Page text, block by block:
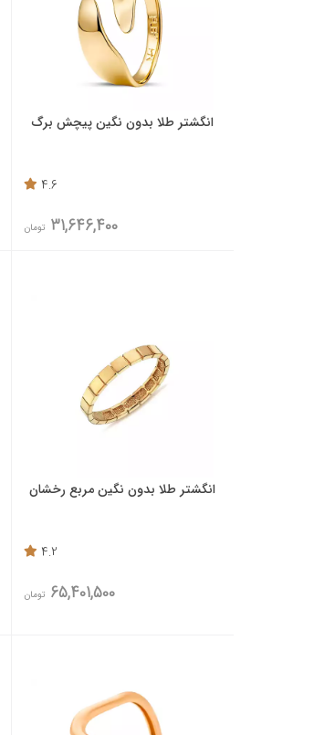
انگشتر طلا بدون نگین پیچش برگ
4.6
31,646,400 تومان
انگشتر طلا بدون نگین مربع رخشان
4.2
65,401,500 تومان